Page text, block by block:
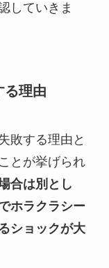
していきま
る理由
敗する理由と
とが挙げられ
合は別とし
ホラクラシー
ショックが大